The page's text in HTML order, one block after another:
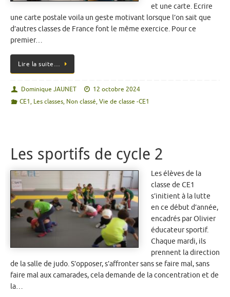
et une carte. Ecrire
une carte postale voila un geste motivant lorsque l’on sait que
d’autres classes de France font le même exercice. Pour ce
premier…
Lire la suite…
Dominique JAUNET
12 octobre 2024
CE1, Les classes, Non classé,Vie de classe -CE1
Les sportifs de cycle 2
Les élèves de la
classe de CE1
s’initient à la lutte
en ce début d’année,
encadrés par Olivier
éducateur sportif.
Chaque mardi, ils
prennent la direction
de la salle de judo. S’opposer, s’affronter sans se faire mal, sans
faire mal aux camarades, cela demande de la concentration et de
la…